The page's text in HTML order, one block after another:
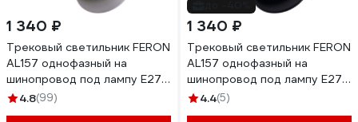
1 340 ₽
Трековый светильник FERON
AL157 однофазный на
шинопровод под лампу E27,
белый 41053
4.8(99)
1 340 ₽
Трековый светильник FERON
AL157 однофазный на
шинопровод под лампу E27,
черный 41054
4.4(5)